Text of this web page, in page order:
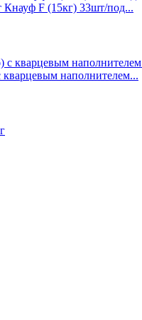
Кнауф F (15кг) 33шт/под...
кварцевым наполнителем...